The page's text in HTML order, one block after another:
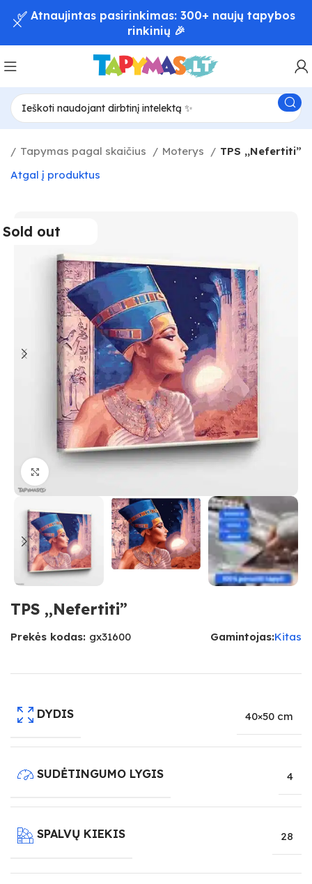
Tapymas pagal skaičius Moterys
TPS ,,Nefertiti”
Atgal į produktus
Sold out
Paspauskite, kad priartinti
TPS ,,Nefertiti”
Prekės kodas: gx31600 Gamintojas:Kitas
DYDIS 40×50 cm
SUDĖTINGUMO LYGIS 4
SPALVŲ KIEKIS 28
📦 Greitas užsakymų pristatymas – iki 48 val! 🚚